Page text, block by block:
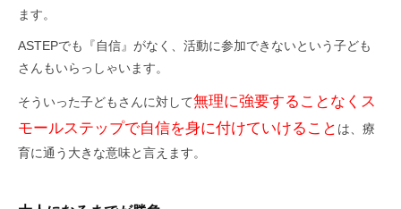
ます。
ASTEPでも『自信』がなく、活動に参加できないという子ども
さんもいらっしゃいます。
そういった子どもさんに対して無理に強要することなくス
モールステップで自信を身に付けていけること は、療
育に通う大きな意味と言えます。